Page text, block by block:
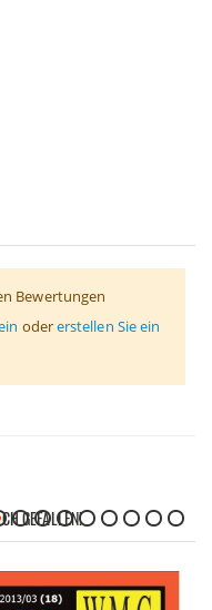
Bewertungen
odererstellen Sie ein
GEFALLEN!